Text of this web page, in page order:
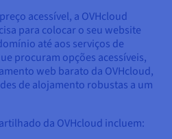
acessível, a OVHcloud
para colocar o seu website
até aos serviços de
procuram opções acessíveis,
web barato da OVHcloud,
de alojamento robustas a um
da OVHcloud incluem: